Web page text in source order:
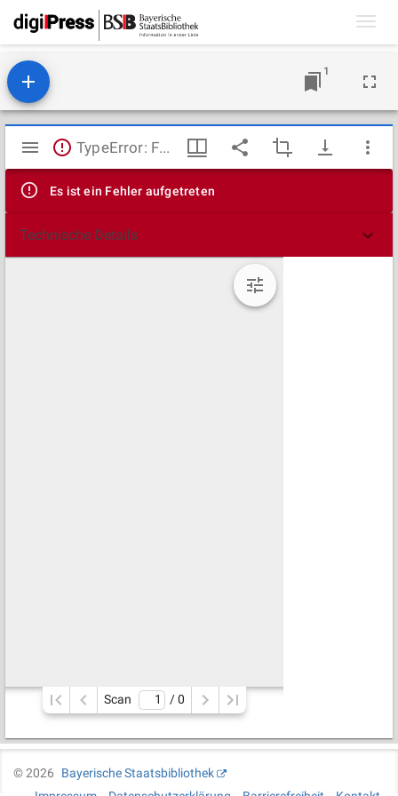
1
Mirador
Viewer
TypeError: Failed to fetch
Es ist ein Fehler aufgetreten
Technische Details
Scan / 0
©2026
Bayerische Staatsbibliothek